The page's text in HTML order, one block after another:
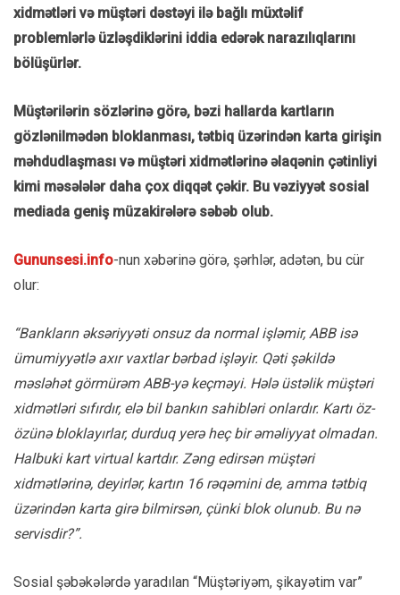
xidmətləri və müştəri dəstəyi ilə bağlı müxtəlif
problemlərlə üzləşdiklərini iddia edərək narazılıqlarını
bölüşürlər.
Müştərilərin sözlərinə görə, bəzi hallarda kartların
gözlənilmədən bloklanması, tətbiq üzərindən karta girişin
məhdudlaşması və müştəri xidmətlərinə əlaqənin çətinliyi
kimi məsələlər daha çox diqqət çəkir. Bu vəziyyət sosial
mediada geniş müzakirələrə səbəb olub.
Gununsesi.info-nun xəbərinə görə, şərhlər, adətən, bu cür
olur:
“Bankların əksəriyyəti onsuz da normal işləmir, ABB isə
ümumiyyətlə axır vaxtlar bərbad işləyir. Qəti şəkildə
məsləhət görmürəm ABB-yə keçməyi. Hələ üstəlik müştəri
xidmətləri sıfırdır, elə bil bankın sahibləri onlardır. Kartı öz-
özünə bloklayırlar, durduq yerə heç bir əməliyyat olmadan.
Halbuki kart virtual kartdır. Zəng edirsən müştəri
xidmətlərinə, deyirlər, kartın 16 rəqəmini de, amma tətbiq
üzərindən karta girə bilmirsən, çünki blok olunub. Bu nə
servisdir?”.
Sosial şəbəkələrdə yaradılan “Müştəriyəm, şikayətim var”